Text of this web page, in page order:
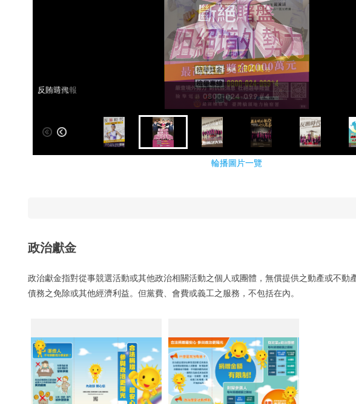
反賄時代
反賄選海報
輪播圖片一覽
政治獻金
政治獻金指對從事競選活動或其他政治相關活動之個人或團體，無償提供之動產或不動
債務之免除或其他經濟利益。但黨費、會費或義工之服務，不包括在內。